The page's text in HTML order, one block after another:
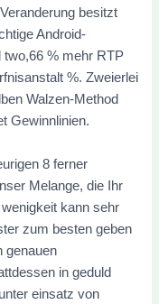
besitzt
Android-
two,66 % mehr RTP
%. Zweierlei
Walzen-Method
Gewinnlinien.
8 ferner
Melange, die Ihr
kann sehr
zum besten geben
genauen
in geduld
einsatz von